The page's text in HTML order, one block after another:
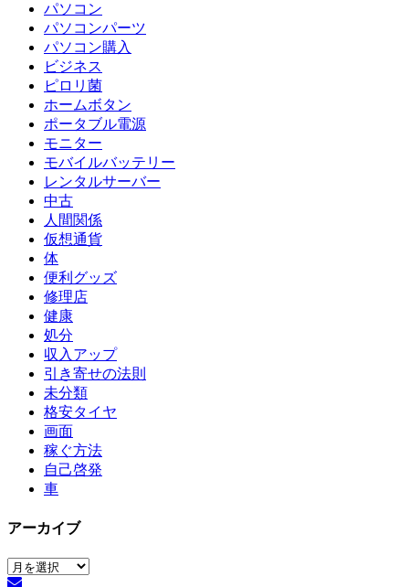
パソコン
パソコンパーツ
パソコン購入
ビジネス
ピロリ菌
ホームボタン
ポータブル電源
モニター
モバイルバッテリー
レンタルサーバー
中古
人間関係
仮想通貨
体
便利グッズ
修理店
健康
処分
収入アップ
引き寄せの法則
未分類
格安タイヤ
画面
稼ぐ方法
自己啓発
車
アーカイブ
ア